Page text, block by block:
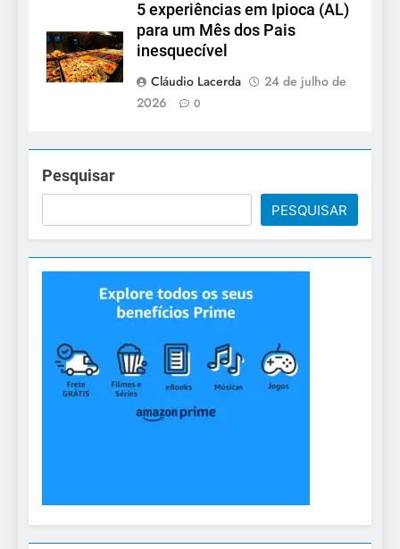
5 experiências em Ipioca (AL)
para um Mês dos Pais
inesquecível
Cláudio Lacerda
24 de julho de
2026
0
Pesquisar
PESQUISAR